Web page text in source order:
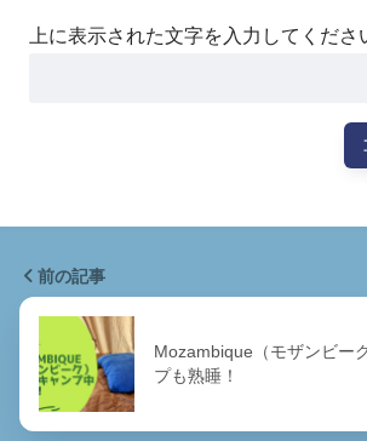
上に表示された文字を入力してくださ
前の記事
Mozambique（モザンビー
プも熟睡！